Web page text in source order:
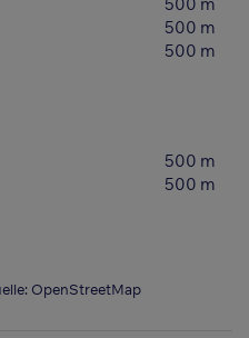
500 m
500 m
500 m
500 m
500 m
OpenStreetMap